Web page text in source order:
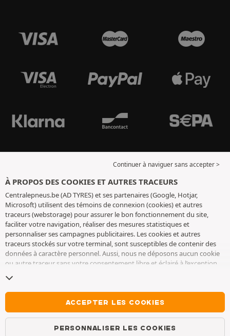
Continuer à naviguer sans accepter >
À PROPOS DES COOKIES ET AUTRES TRACEURS
Centralepneus.be (AD TYRES) et ses partenaires (Google, Hotjar,
Microsoft) utilisent des témoins de connexion (cookies) et autres
traceurs (webstorage) pour assurer le bon fonctionnement du site,
faciliter votre navigation, réaliser des mesures statistiques et
personnaliser ses campagnes publicitaires. Les cookies et autres
traceurs stockés sur votre terminal, sont susceptibles de contenir des
données à caractère personnel. Aussi, nous ne déposons aucun cookie
ou autre traceur sans votre consentement libre et éclairé à l’exception
conservons votre choix pendant 6 mois. Vous pouvez retirer votre
consentement à tout moment en vous rendant sur lapage cookies et
. Vous pouvez choisir de continuer à naviguer sans
accepter le dépôt de cookies ou autres traceurs. Le refus ne fait pas
obstacle à l’accès aux services AD TYRES. Pour plus d’informations, nous
vous invitons à consulterla page cookies et autres traceurs
ACCEPTER LES COOKIES
PERSONNALISER LES COOKIES